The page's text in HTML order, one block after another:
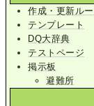
作成・更新ル
テンプレート
DQ大辞典
テストページ
掲示板
避難所